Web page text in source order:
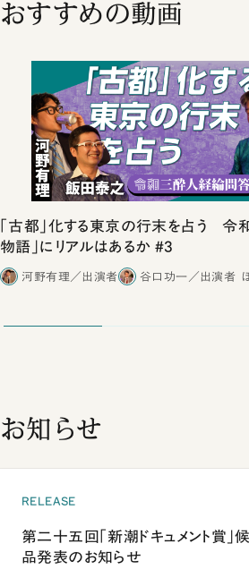
おすすめの動画
「古都」化する東京の行末を占う 令
物語」にリアルはあるか #3
河野有理／出演者 谷口功一／出演者
お知らせ
RELEASE
第二十五回「新潮ドキュメント賞」
品発表のお知らせ